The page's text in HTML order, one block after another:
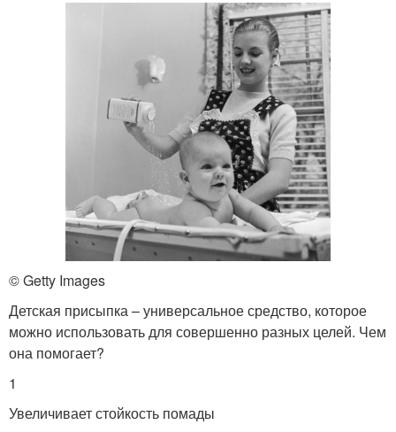
© Getty Images
Детская присыпка – универсальное средство, которое
можно использовать для совершенно разных целей. Чем
она помогает?
1
Увеличивает стойкость помады